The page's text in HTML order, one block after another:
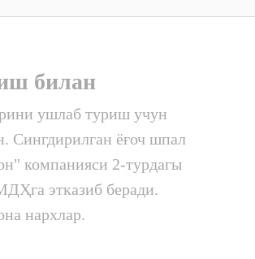
билан
ушлаб туриш учун
Сингдирилган ёғоч шпал
компанияси 2-турдагы
этказиб беради.
нархлар.